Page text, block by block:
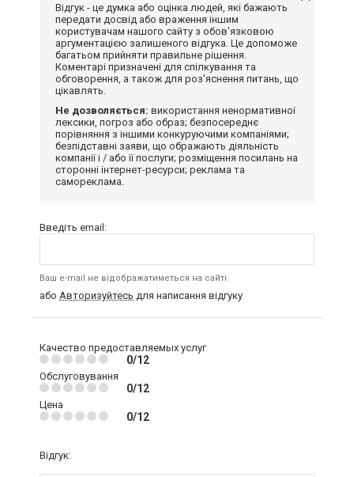
Відгук - це думка або оцінка людей, які бажають
передати досвід або враження іншим
користувачам нашого сайту з обов'язковою
аргументацією залишеного відгука. Це допоможе
багатьом прийняти правильне рішення.
Коментарі призначені для спілкування та
обговорення, а також для роз'яснення питань, що
цікавлять.
Не дозволяється: використання ненормативної
лексики, погроз або образ; безпосереднє
порівняння з іншими конкуруючими компаніями;
безпідставні заяви, що ображають діяльність
компанії і / або її послуги; розміщення посилань на
сторонні інтернет-ресурси; реклама та
самореклама.
Введіть email:
Ваш e-mail не відображатиметься на сайті
або Авторизуйтесь для написання відгуку
Качество предоставляемых услуг
0/12
Обслуговування
0/12
Цена
0/12
Відгук: